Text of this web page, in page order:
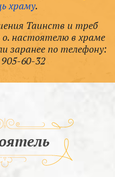
храму.
Таинств и треб
настоятелю в храме
заранее по телефону:
60-32